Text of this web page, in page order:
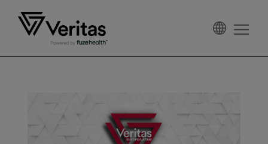
navegación
contenido
principal
de